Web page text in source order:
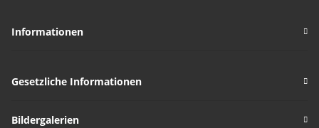
Informationen
Gesetzliche Informationen
Bildergalerien